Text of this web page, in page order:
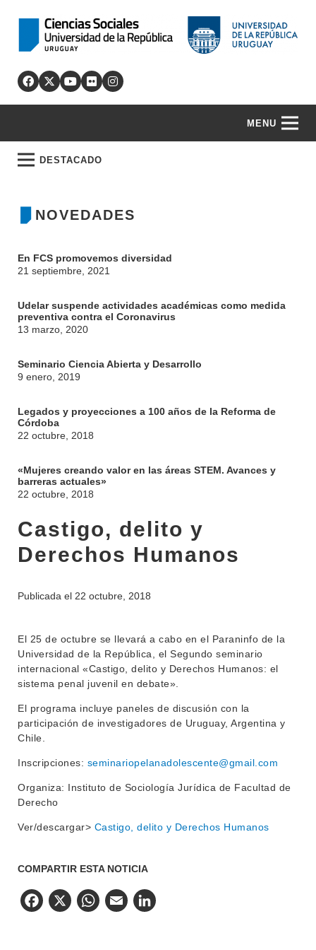
MENU
INSTITUCIONAL
ENSEÑANZA
EXTENSIÓN
LLAMADOS
NOTICIAS
CONTACTO
DESTACADO
BEDELÍA
EVA FCS
OFERTA DE GRADO
EDUCACIÓN PERMANENTE
BIBLIOTECA
NOVEDADES
En FCS promovemos diversidad
21 septiembre, 2021
Udelar suspende actividades académicas como medida
preventiva contra el Coronavirus
13 marzo, 2020
Seminario Ciencia Abierta y Desarrollo
9 enero, 2019
Legados y proyecciones a 100 años de la Reforma de
Córdoba
22 octubre, 2018
«Mujeres creando valor en las áreas STEM. Avances y
barreras actuales»
22 octubre, 2018
Castigo, delito y
Derechos Humanos
Publicada el 22 octubre, 2018
El 25 de octubre se llevará a cabo en el Paraninfo de la
Universidad de la República, el Segundo seminario
internacional «Castigo, delito y Derechos Humanos: el
sistema penal juvenil en debate».
El programa incluye paneles de discusión con la
participación de investigadores de Uruguay, Argentina y
Chile.
Inscripciones: seminariopelanadolescente@gmail.com
Organiza: Instituto de Sociología Jurídica de Facultad de
Derecho
Ver/descargar> Castigo, delito y Derechos Humanos
COMPARTIR ESTA NOTICIA
Facebook
X WhatsApp
Email